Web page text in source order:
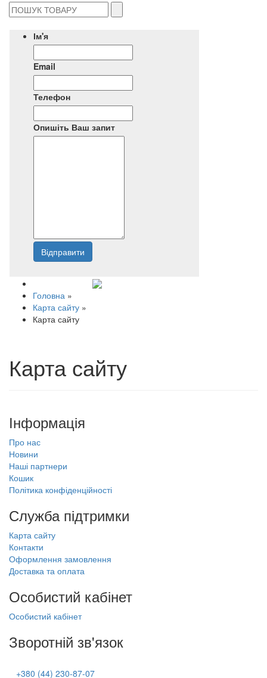
Ім'я
Email
Телефон
Опишіть Ваш запит
Відправити
Головна »
Карта сайту »
Карта сайту
Карта сайту
Інформація
Про нас
Новини
Наші партнери
Кошик
Політика конфіденційності
Служба підтримки
Карта сайту
Контакти
Оформлення замовлення
Доставка та оплата
Особистий кабінет
Особистий кабінет
Зворотній зв'язок
+380 (44) 230-87-07